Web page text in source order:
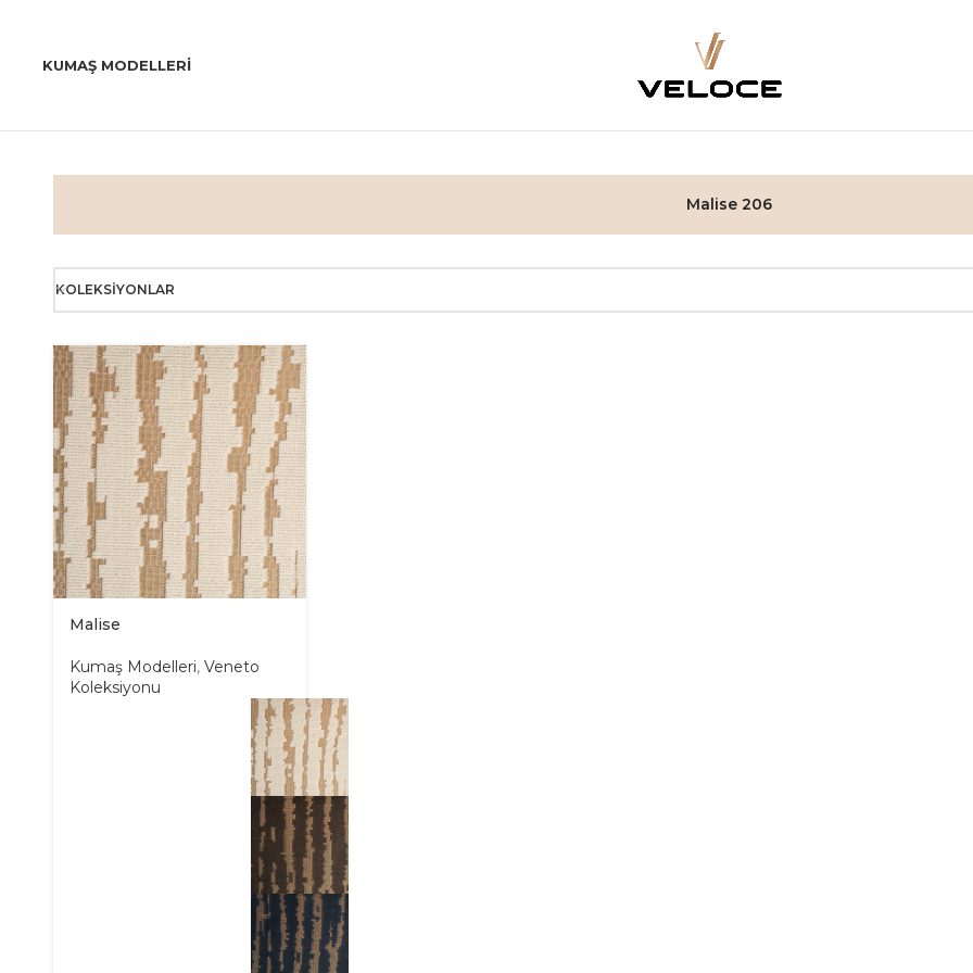
KUMAŞ MODELLERI
Malise 206
KOLEKSIYONLAR
Malise
Kumaş Modelleri, Veneto
Koleksiyonu